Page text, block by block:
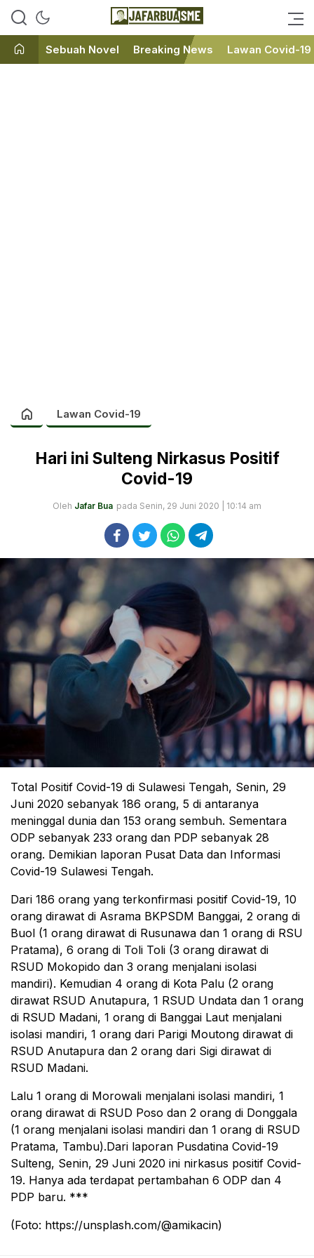
JafarBua
Ini bukan Media Online, Ini
Sebuah Novel Breaking News Lawan Covid-19
Lawan Covid-19
Hari ini Sulteng Nirkasus Positif
Covid-19
Oleh Jafar Bua pada Senin, 29 Juni 2020 | 10:14 am
Total Positif Covid-19 di Sulawesi Tengah, Senin, 29
Juni 2020 sebanyak 186 orang, 5 di antaranya
meninggal dunia dan 153 orang sembuh. Sementara
ODP sebanyak 233 orang dan PDP sebanyak 28
orang. Demikian laporan Pusat Data dan Informasi
Covid-19 Sulawesi Tengah.
Dari 186 orang yang terkonfirmasi positif Covid-19, 10
orang dirawat di Asrama BKPSDM Banggai, 2 orang di
Buol (1 orang dirawat di Rusunawa dan 1 orang di RSU
Pratama), 6 orang di Toli Toli (3 orang dirawat di
RSUD Mokopido dan 3 orang menjalani isolasi
mandiri). Kemudian 4 orang di Kota Palu (2 orang
dirawat RSUD Anutapura, 1 RSUD Undata dan 1 orang
di RSUD Madani, 1 orang di Banggai Laut menjalani
isolasi mandiri, 1 orang dari Parigi Moutong dirawat di
RSUD Anutapura dan 2 orang dari Sigi dirawat di
RSUD Madani.
Lalu 1 orang di Morowali menjalani isolasi mandiri, 1
orang dirawat di RSUD Poso dan 2 orang di Donggala
(1 orang menjalani isolasi mandiri dan 1 orang di RSUD
Pratama, Tambu).Dari laporan Pusdatina Covid-19
Sulteng, Senin, 29 Juni 2020 ini nirkasus positif Covid-
19. Hanya ada terdapat pertambahan 6 ODP dan 4
PDP baru. ***
(Foto: https://unsplash.com/@amikacin)